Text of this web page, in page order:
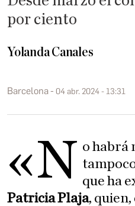
por ciento
Yolanda Canales
Barcelona 04 abr. 2024 - 13:31
«N o habrá
que ha
Patricia Plaja,